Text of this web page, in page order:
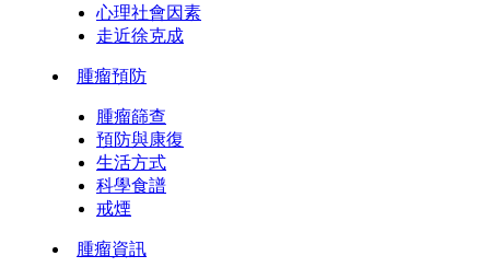
心理社會因素
走近徐克成
腫瘤預防
腫瘤篩查
預防與康復
生活方式
科學食譜
戒煙
腫瘤資訊